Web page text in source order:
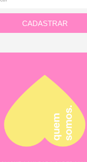
CADASTRAR